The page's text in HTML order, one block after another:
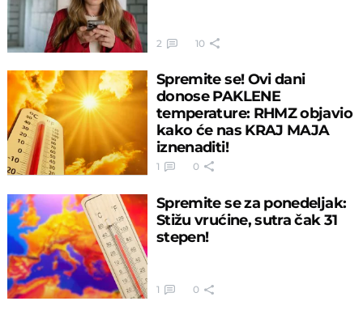
2 10
Spremite se! Ovi dani
donose PAKLENE
temperature: RHMZ objavio
kako će nas KRAJ MAJA
iznenaditi!
1 0
Spremite se za ponedeljak:
Stižu vrućine, sutra čak 31
stepen!
1 0